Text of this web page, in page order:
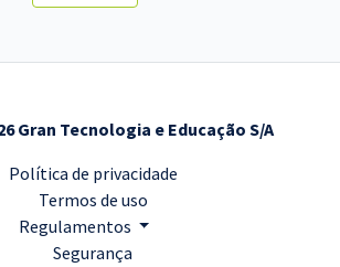
Gran Tecnologia e Educação S/A
Política de privacidade
Termos de uso
Regulamentos
Segurança